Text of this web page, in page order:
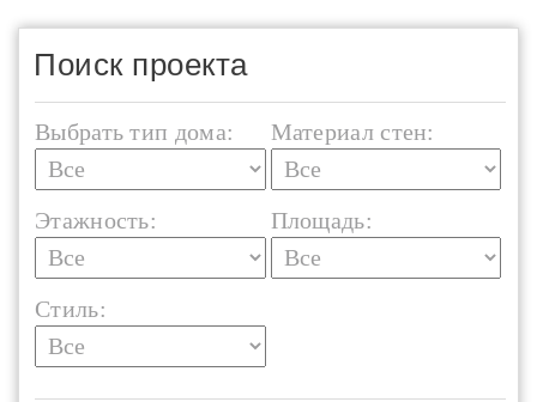
Поиск проекта
Выбрать тип дома: Материал стен:
Этажность: Площадь:
Стиль: